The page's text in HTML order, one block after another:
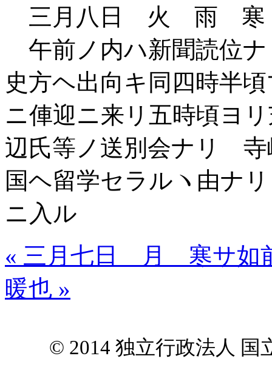
三月八日 火 雨 寒
午前ノ内ハ新聞読位
史方ヘ出向キ同四時半
ニ俥迎ニ来リ五時頃ヨ
辺氏等ノ送別会ナリ
国ヘ留学セラルヽ由ナ
ニ入ル
« 三月七日 月 寒サ如
暖也 »
© 2014 独立行政法人 国